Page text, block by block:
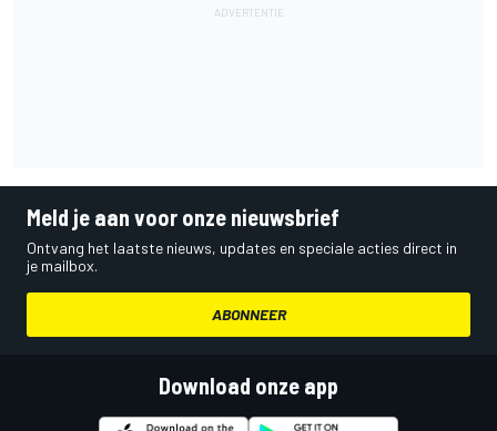
Meld je aan voor onze nieuwsbrief
Ontvang het laatste nieuws, updates en speciale acties direct in
je mailbox.
ABONNEER
Download onze app